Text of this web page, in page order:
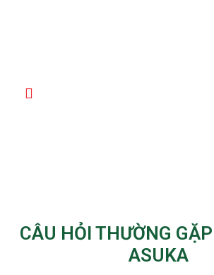
CÂU HỎI THƯỜNG
ASUKA